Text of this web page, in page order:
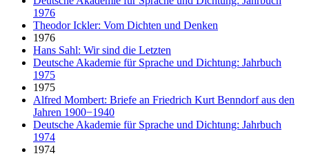
1976
Theodor Ickler: Vom Dichten und Denken
1976
Hans Sahl: Wir sind die Letzten
Deutsche Akademie für Sprache und Dichtung: Jahrbuch
1975
1975
Alfred Mombert: Briefe an Friedrich Kurt Benndorf aus den
Jahren 1900−1940
Deutsche Akademie für Sprache und Dichtung: Jahrbuch
1974
1974